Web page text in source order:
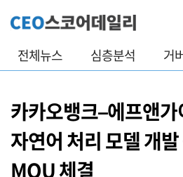
전체뉴스 심층분석 거
카카오뱅크–에프앤가
자연어 처리 모델 개발
MOU 체결